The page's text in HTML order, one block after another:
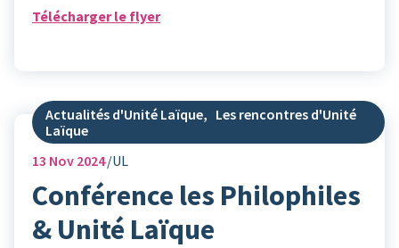
Télécharger le flyer
Actualités d'Unité Laïque, Les rencontres d'Unité
Laïque
13 Nov 2024 UL
Conférence les Philophiles
& Unité Laïque